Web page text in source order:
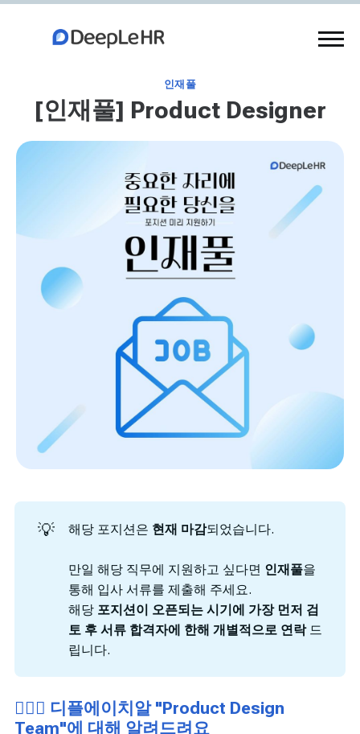
인재풀
[인재풀] Product Designer
💡 해당 포지션은 현재 마감되었습니다.
만일 해당 직무에 지원하고 싶다면 인재풀을
통해 입사 서류를 제출해 주세요.
해당 포지션이 오픈되는 시기에 가장 먼저 검
토 후 서류 합격자에 한해 개별적으로 연락드
립니다.
🙋🏻‍♂️ 디플에이치알 "Product Design
Team"에 대해 알려드려요